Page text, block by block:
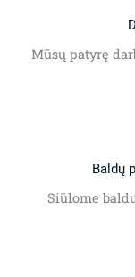
Mūsų patyrę
Baldų
Siūlome